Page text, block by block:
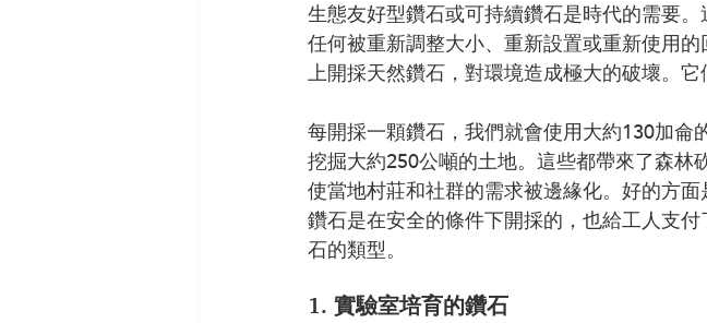
生態友好型鑽石或可持續鑽石是時代的需要
任何被重新調整大小、重新設置或重新使用
上開採天然鑽石，對環境造成極大的破壞。它
每開採一顆鑽石，我們就會使用大約130加
挖掘大約250公噸的土地。這些都帶來了森林
使當地村莊和社群的需求被邊緣化。好的方
鑽石是在安全的條件下開採的，也給工人支
石的類型。
1. 實驗室培育的鑽石